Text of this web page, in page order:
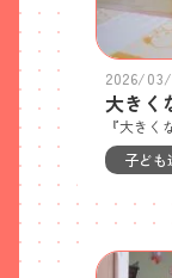
2026/03/
大きく
子ども